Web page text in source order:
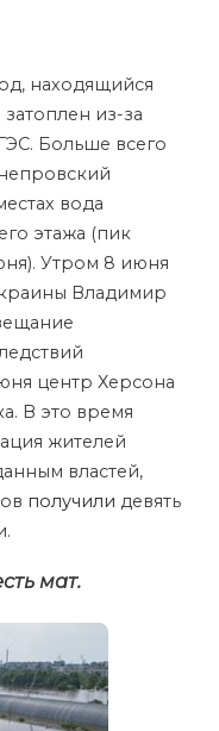
находящийся
из-за
Больше всего
вода
этажа (пик
Утром 8 июня
Владимир
центр Херсона
В это время
жителей
властей,
получили девять
мат.